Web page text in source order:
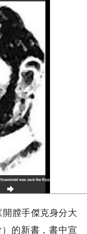
膛手傑克身分大
的新書，書中宣